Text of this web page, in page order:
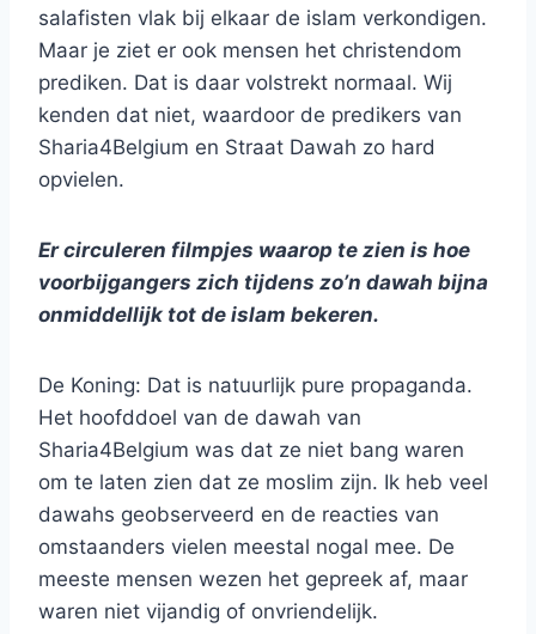
salafisten vlak bij elkaar de islam verkondigen.
Maar je ziet er ook mensen het christendom
prediken. Dat is daar volstrekt normaal. Wij
kenden dat niet, waardoor de predikers van
Sharia4Belgium en Straat Dawah zo hard
opvielen.
Er circuleren filmpjes waarop te zien is hoe
voorbijgangers zich tijdens zo’n dawah bijna
onmiddellijk tot de islam bekeren.
De Koning: Dat is natuurlijk pure propaganda.
Het hoofddoel van de dawah van
Sharia4Belgium was dat ze niet bang waren
om te laten zien dat ze moslim zijn. Ik heb veel
dawahs geobserveerd en de reacties van
omstaanders vielen meestal nogal mee. De
meeste mensen wezen het gepreek af, maar
waren niet vijandig of onvriendelijk.